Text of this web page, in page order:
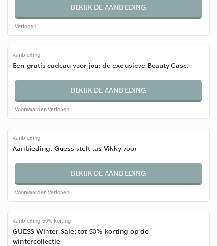
BEKIJK DE AANBIEDING
Verlopen
Aanbieding
Een gratis cadeau voor jou: de exclusieve Beauty Case.
BEKIJK DE AANBIEDING
Voorwaarden Verlopen
Aanbieding
Aanbieding: Guess stelt tas Vikky voor
BEKIJK DE AANBIEDING
Voorwaarden Verlopen
Aanbieding 50% korting
GUESS Winter Sale: tot 50% korting op de
wintercollectie